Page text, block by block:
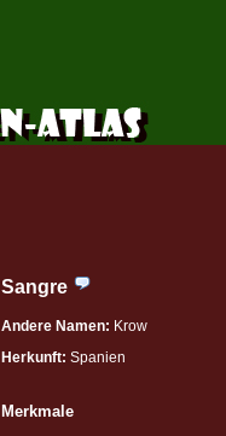
Sangre
Andere Namen: Krow
Herkunft: Spanien
Merkmale